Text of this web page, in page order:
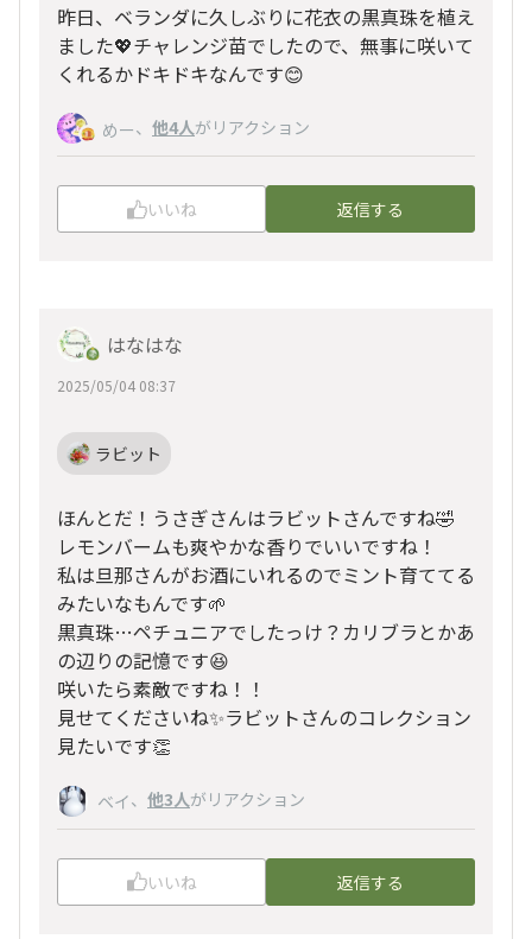
昨日、ベランダに久しぶりに花衣の黒真珠を植え
ました💖チャレンジ苗でしたので、無事に咲いて
くれるかドキドキなんです😊
めー、 他4人がリアクション
いいね 返信する
はなはな
2025/05/04 08:37
ラビット
ほんとだ！うさぎさんはラビットさんですね🤣
レモンバームも爽やかな香りでいいですね！
私は旦那さんがお酒にいれるのでミント育ててる
みたいなもんです🌱
黒真珠…ペチュニアでしたっけ？カリブラとかあ
の辺りの記憶です😆
咲いたら素敵ですね！！
見せてくださいね✨ラビットさんのコレクション
見たいです👏
ベイ、 他3人がリアクション
いいね 返信する